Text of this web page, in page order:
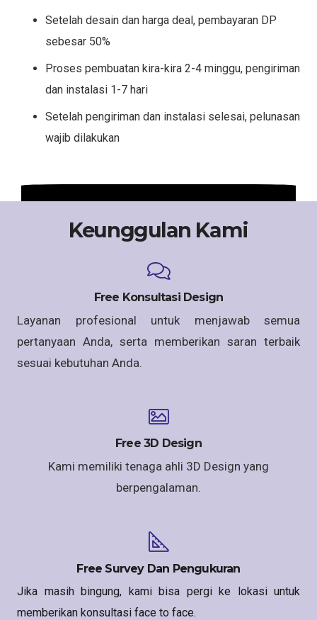
Setelah desain dan harga deal, pembayaran DP
sebesar 50%
Proses pembuatan kira-kira 2-4 minggu, pengiriman
dan instalasi 1-7 hari
Setelah pengiriman dan instalasi selesai, pelunasan
wajib dilakukan
Keunggulan Kami
Free Konsultasi Design
Layanan profesional untuk menjawab semua
pertanyaan Anda, serta memberikan saran terbaik
sesuai kebutuhan Anda.
Free 3D Design
Kami memiliki tenaga ahli 3D Design yang
berpengalaman.
Free Survey Dan Pengukuran
Jika masih bingung, kami bisa pergi ke lokasi untuk
memberikan konsultasi face to face.